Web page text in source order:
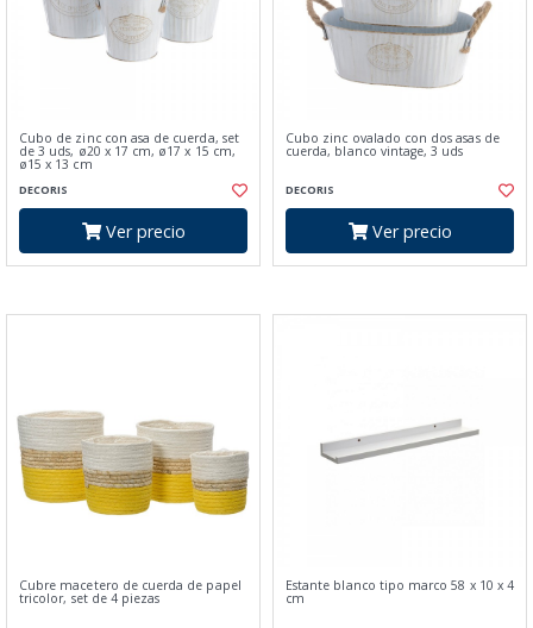
Cubo de zinc con asa de cuerda, set
de 3 uds, ø20 x 17 cm, ø17 x 15 cm,
ø15 x 13 cm
DECORIS
Ver precio
Cubo zinc ovalado con dos asas de
cuerda, blanco vintage, 3 uds
DECORIS
Ver precio
Cubre macetero de cuerda de papel
tricolor, set de 4 piezas
Estante blanco tipo marco 58 x 10 x 4
cm